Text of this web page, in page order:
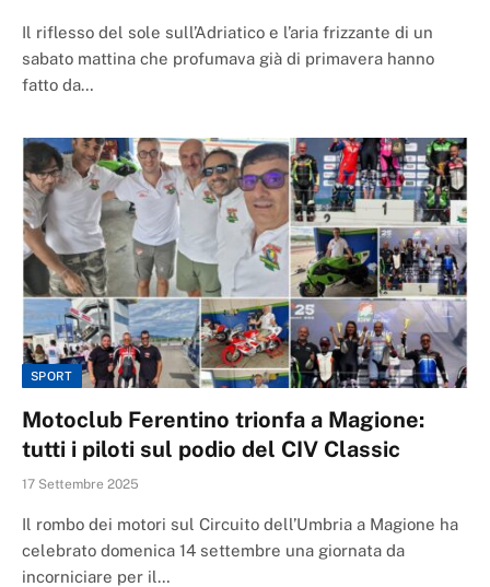
Il riflesso del sole sull’Adriatico e l’aria frizzante di un
sabato mattina che profumava già di primavera hanno
fatto da…
SPORT
Motoclub Ferentino trionfa a Magione:
tutti i piloti sul podio del CIV Classic
17 Settembre 2025
Il rombo dei motori sul Circuito dell’Umbria a Magione ha
celebrato domenica 14 settembre una giornata da
incorniciare per il…